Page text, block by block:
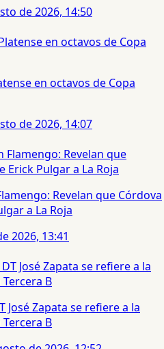
de 2026, 14:50
en octavos de Copa
de 2026, 14:07
Revelan que Córdova
a La Roja
2026, 13:41
José Zapata se refiere a la
B